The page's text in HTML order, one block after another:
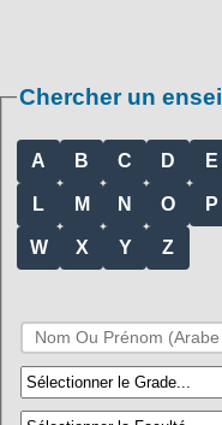
Chercher un
A B C D E
L M N O P
W X Y Z